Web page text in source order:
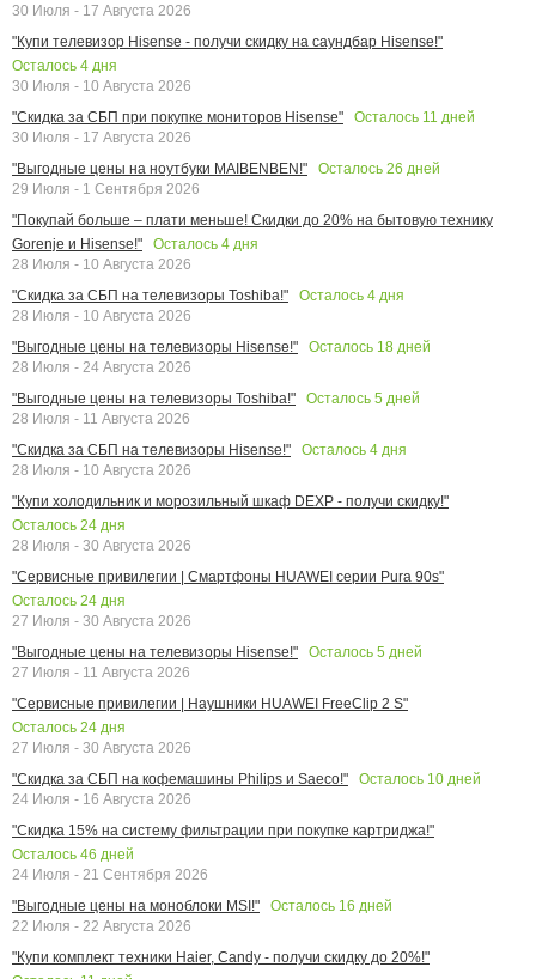
30 Июля - 17 Августа 2026
"Купи телевизор Hisense - получи скидку на саундбар Hisense!"
Осталось 4 дня
30 Июля - 10 Августа 2026
"Скидка за СБП при покупке мониторов Hisense"
Осталось 11 дней
30 Июля - 17 Августа 2026
"Выгодные цены на ноутбуки MAIBENBEN!"
Осталось 26 дней
29 Июля - 1 Сентября 2026
"Покупай больше – плати меньше! Скидки до 20% на бытовую технику
Gorenje и Hisense!"
Осталось 4 дня
28 Июля - 10 Августа 2026
"Скидка за СБП на телевизоры Toshiba!"
Осталось 4 дня
28 Июля - 10 Августа 2026
"Выгодные цены на телевизоры Hisense!"
Осталось 18 дней
28 Июля - 24 Августа 2026
"Выгодные цены на телевизоры Toshiba!"
Осталось 5 дней
28 Июля - 11 Августа 2026
"Скидка за СБП на телевизоры Hisense!"
Осталось 4 дня
28 Июля - 10 Августа 2026
"Купи холодильник и морозильный шкаф DEXP - получи скидку!"
Осталось 24 дня
28 Июля - 30 Августа 2026
"Сервисные привилегии | Смартфоны HUAWEI серии Pura 90s"
Осталось 24 дня
27 Июля - 30 Августа 2026
"Выгодные цены на телевизоры Hisense!"
Осталось 5 дней
27 Июля - 11 Августа 2026
"Сервисные привилегии | Наушники HUAWEI FreeClip 2 S"
Осталось 24 дня
27 Июля - 30 Августа 2026
"Скидка за СБП на кофемашины Philips и Saeco!"
Осталось 10 дней
24 Июля - 16 Августа 2026
"Скидка 15% на систему фильтрации при покупке картриджа!"
Осталось 46 дней
24 Июля - 21 Сентября 2026
"Выгодные цены на моноблоки MSI!"
Осталось 16 дней
22 Июля - 22 Августа 2026
"Купи комплект техники Haier, Candy - получи скидку до 20%!"